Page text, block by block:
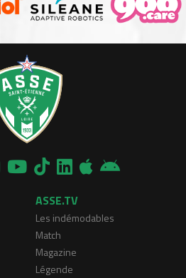
ASSE.TV
Les indémodables
Match
Magazine
Légende